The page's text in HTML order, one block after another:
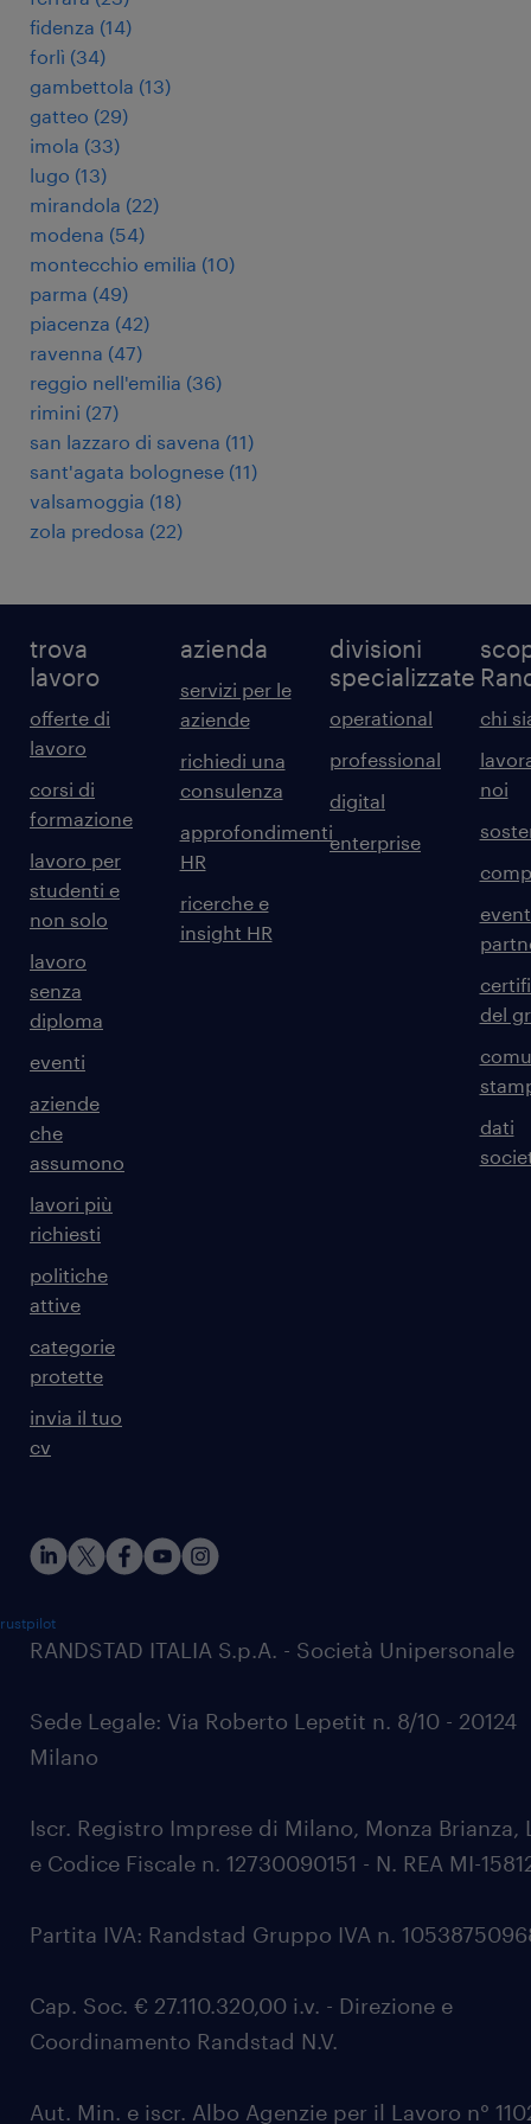
fidenza (14)
forlì (34)
gambettola (13)
gatteo (29)
imola (33)
lugo (13)
mirandola (22)
modena (54)
montecchio emilia (10)
parma (49)
piacenza (42)
ravenna (47)
reggio nell'emilia (36)
rimini (27)
san lazzaro di savena (11)
sant'agata bolognese (11)
valsamoggia (18)
zola predosa (22)
trova
lavoro
offerte di
lavoro
corsi di
formazione
lavoro per
studenti e
non solo
lavoro
senza
diploma
eventi
aziende
che
assumono
lavori più
richiesti
politiche
attive
categorie
protette
invia il tuo
cv
azienda
servizi per le
aziende
richiedi una
consulenza
approfondimenti
HR
ricerche e
insight HR
divisioni
specializzate
operational
professional
digital
enterprise
chi
noi
del
dati
RANDSTAD ITALIA S.p.A. - Società Unipersonale
Sede Legale: Via Roberto Lepetit n. 8/10 - 20124
Milano
Iscr. Registro Imprese di Milano, Monza Brianza,
e Codice Fiscale n. 12730090151 - N. REA MI-
Partita IVA: Randstad Gruppo IVA n.
Cap. Soc. € 27.110.320,00 i.v. - Direzione e
Coordinamento Randstad N.V.
Aut. Min. e iscr. Albo Agenzie per il Lavoro n°